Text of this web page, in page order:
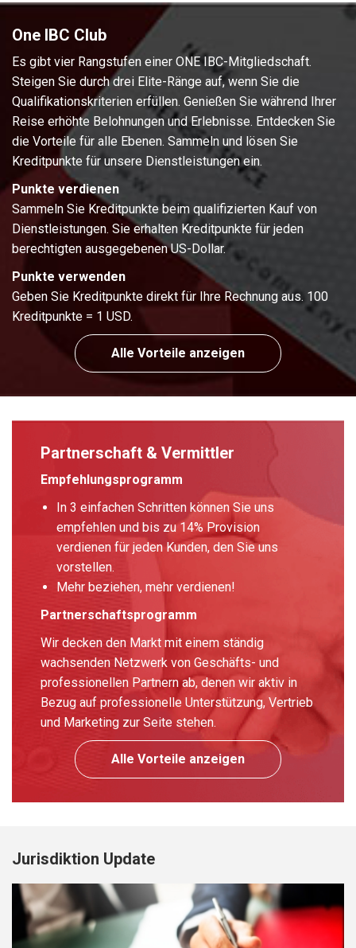
One IBC Club
Es gibt vier Rangstufen einer ONE IBC-Mitgliedschaft.
Steigen Sie durch drei Elite-Ränge auf, wenn Sie die
Qualifikationskriterien erfüllen. Genießen Sie während Ihrer
Reise erhöhte Belohnungen und Erlebnisse. Entdecken Sie
die Vorteile für alle Ebenen. Sammeln und lösen Sie
Kreditpunkte für unsere Dienstleistungen ein.
Punkte verdienen
Sammeln Sie Kreditpunkte beim qualifizierten Kauf von
Dienstleistungen. Sie erhalten Kreditpunkte für jeden
berechtigten ausgegebenen US-Dollar.
Punkte verwenden
Geben Sie Kreditpunkte direkt für Ihre Rechnung aus. 100
Kreditpunkte = 1 USD.
Alle Vorteile anzeigen
Partnerschaft & Vermittler
Empfehlungsprogramm
In 3 einfachen Schritten können Sie uns
empfehlen und bis zu 14% Provision
verdienen für jeden Kunden, den Sie uns
vorstellen.
Mehr beziehen, mehr verdienen!
Partnerschaftsprogramm
Wir decken den Markt mit einem ständig
wachsenden Netzwerk von Geschäfts- und
professionellen Partnern ab, denen wir aktiv in
Bezug auf professionelle Unterstützung, Vertrieb
und Marketing zur Seite stehen.
Alle Vorteile anzeigen
Jurisdiktion Update